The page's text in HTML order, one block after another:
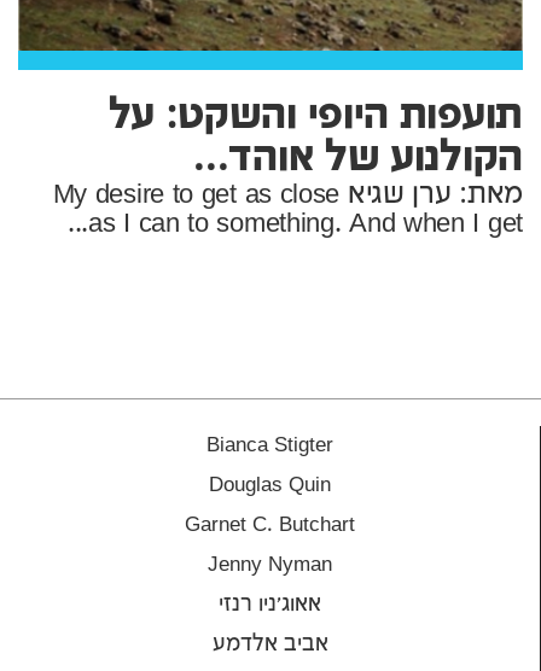
תועפות היופי והשקט: על
הקולנוע של אוהד...
מאת: ערן שגיא My desire to get as close
as I can to something. And when I get...
Bianca Stigter
Douglas Quin
Garnet C. Butchart
Jenny Nyman
אאוג'ניו רנזי
אביב אלדמע